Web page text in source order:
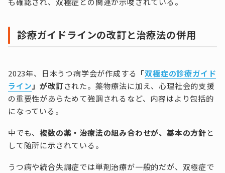
診療ガイドラインの改訂と治療法の併用
2023年、日本うつ病学会が作成する 「双極症の診療ガイド
ライン 」が改訂された。薬物療法に加え、心理社会的支援
の重要性があらためて強調されるなど、内容はより包括的
になっている。
中でも、複数の薬・治療法の組み合わせが、基本の方針と
して随所に示されている。
うつ病や統合失調症では単剤治療が一般的だが、双極症で